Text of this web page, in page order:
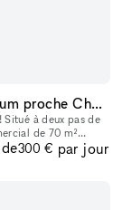
Espace à Louer – Emplacement Premium proche Châtelet
de 70 m²
d
300 € par jour